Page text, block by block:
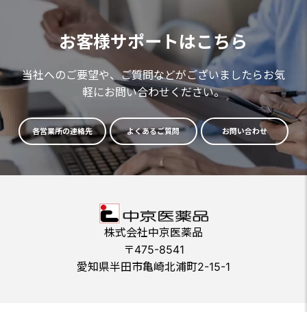
お客様サポートはこちら
当社へのご要望や、ご質問などがございましたらお気
軽にお問い合わせください。
各営業所の連絡先 よくあるご質問 お問い合わせ
株式会社中京医薬品
〒475-8541
愛知県半田市亀崎北浦町2-15-1